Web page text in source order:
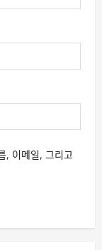
, 이메일, 그리고